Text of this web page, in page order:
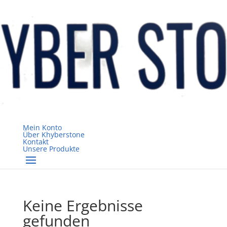
Mein Konto
Über Khyberstone
Kontakt
Unsere Produkte
Keine Ergebnisse
gefunden